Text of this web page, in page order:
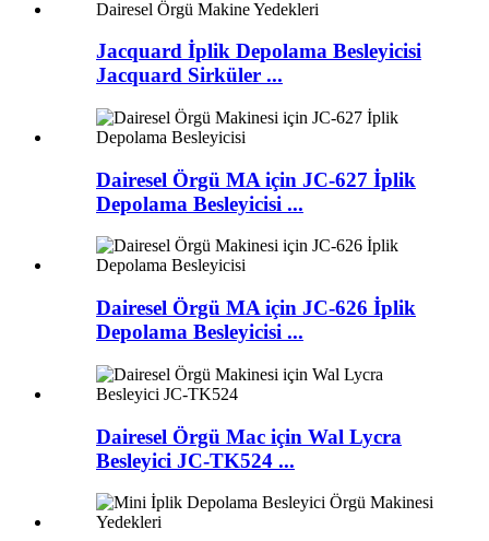
Jacquard İplik Depolama Besleyicisi
Jacquard Sirküler ...
Dairesel Örgü MA için JC-627 İplik
Depolama Besleyicisi ...
Dairesel Örgü MA için JC-626 İplik
Depolama Besleyicisi ...
Dairesel Örgü Mac için Wal Lycra
Besleyici JC-TK524 ...